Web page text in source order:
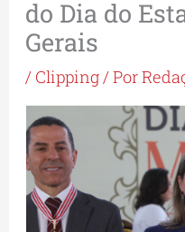
do Dia do
Gerais
/ Clipping/ Por